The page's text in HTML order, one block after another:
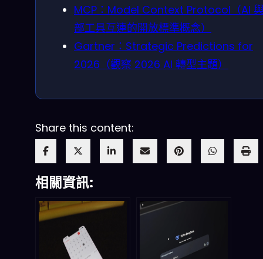
MCP：Model Context Protocol（AI
部工具互連的開放標準概念）
Gartner：Strategic Predictions for
2026（觀察 2026 AI 轉型主題）
Share this content:
相關資訊: